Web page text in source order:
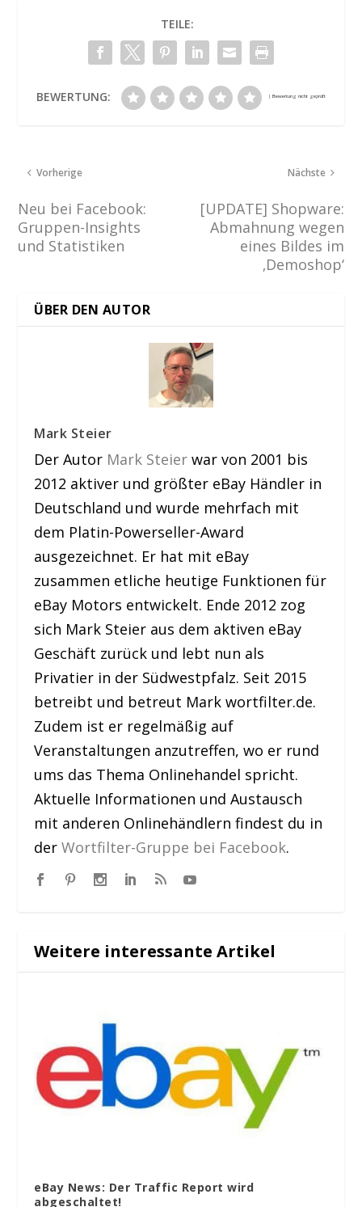
TEILE:
BEWERTUNG:
Vorherige
Neu bei Facebook:
Gruppen-Insights
und Statistiken
Nächste
[UPDATE] Shopware:
Abmahnung wegen
eines Bildes im
‚Demoshop‘
ÜBER DEN AUTOR
Mark Steier
Der Autor Mark Steier war von 2001 bis
2012 aktiver und größter eBay Händler in
Deutschland und wurde mehrfach mit
dem Platin-Powerseller-Award
ausgezeichnet. Er hat mit eBay
zusammen etliche heutige Funktionen für
eBay Motors entwickelt. Ende 2012 zog
sich Mark Steier aus dem aktiven eBay
Geschäft zurück und lebt nun als
Privatier in der Südwestpfalz. Seit 2015
betreibt und betreut Mark wortfilter.de.
Zudem ist er regelmäßig auf
Veranstaltungen anzutreffen, wo er rund
ums das Thema Onlinehandel spricht.
Aktuelle Informationen und Austausch
mit anderen Onlinehändlern findest du in
derWortfilter-Gruppe bei Facebook.
Weitere interessante Artikel
eBay News: Der Traffic Report wird
abgeschaltet!